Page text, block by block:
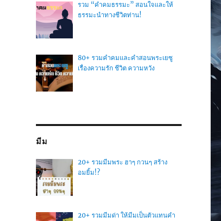
รวม “คำคมธรรมะ” สอนใจและให้
ธรรมะนำทางชีวิตท่าน!
80+ รวมคำคมและคำสอนพระเยซู
เรื่องความรัก ชีวิต ความหวัง
มีม
20+ รวมมีมพระ ฮาๆ กวนๆ สร้าง
อมยิ้ม!?
20+ รวมมีมด่า ให้มีมเป็นตัวแทนคำ